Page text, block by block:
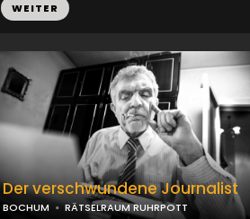
WEITER
Der verschwundene Journalist
BOCHUM RÄTSELRAUM RUHRPOTT